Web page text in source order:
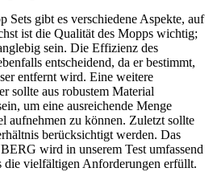
Sets gibt es verschiedene Aspekte, auf
ist die Qualität des Mopps wichtig;
sein. Die Effizienz des
entscheidend, da er bestimmt,
entfernt wird. Eine weitere
sollte aus robustem Material
um eine ausreichende Menge
aufnehmen zu können. Zuletzt sollte
berücksichtigt werden. Das
wird in unserem Test umfassend
die vielfältigen Anforderungen erfüllt.